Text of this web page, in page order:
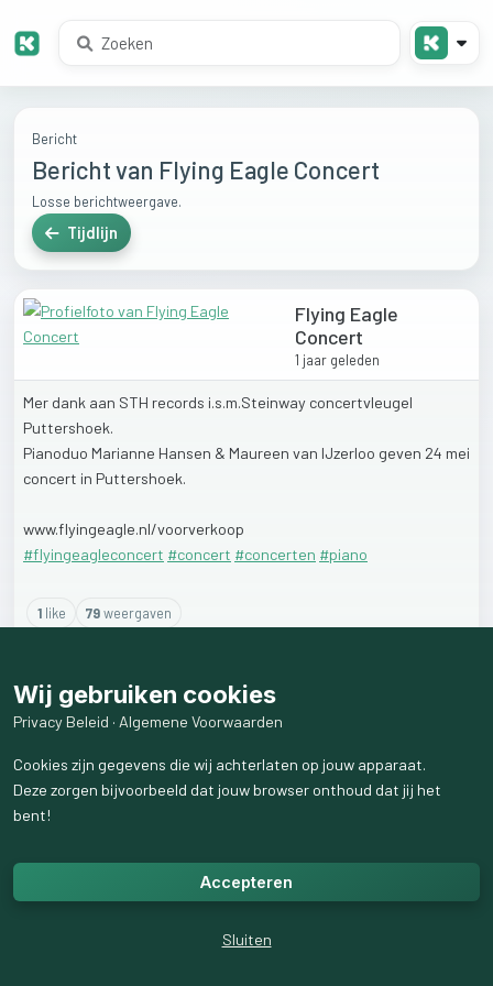
Bericht
Bericht van Flying Eagle Concert
Losse berichtweergave.
Tijdlijn
Flying Eagle
Concert
1 jaar geleden
Mer dank aan STH records i.s.m.Steinway concertvleugel
Puttershoek.
Pianoduo Marianne Hansen & Maureen van IJzerloo geven 24 mei
concert in Puttershoek.
www.flyingeagle.nl/voorverkoop
#flyingeagleconcert #concert #concerten #piano
1like 79weergaven
Wij gebruiken cookies
Privacy Beleid · Algemene Voorwaarden
Cookies zijn gegevens die wij achterlaten op jouw apparaat.
Deze zorgen bijvoorbeeld dat jouw browser onthoud dat jij het
bent!
Accepteren
Sluiten